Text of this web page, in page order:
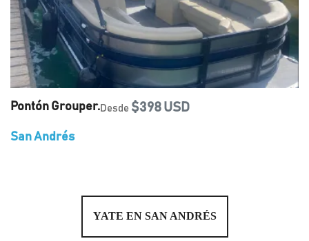
Pontón Grouper.Desde $398 USD
San Andrés
YATE EN SAN ANDRÉS